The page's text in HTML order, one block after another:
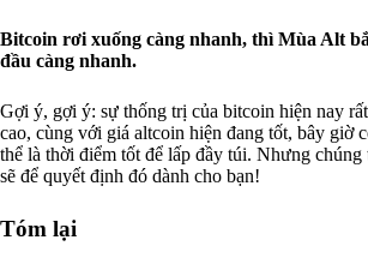
Bitcoin rơi xuống càng nhanh, thì Mùa Alt
đầu càng nhanh.
Gợi ý, gợi ý: sự thống trị của bitcoin hiện nay rất
cao, cùng với giá altcoin hiện đang tốt, bây giờ
thể là thời điểm tốt để lấp đầy túi. Nhưng chúng
sẽ để quyết định đó dành cho bạn!
Tóm lại